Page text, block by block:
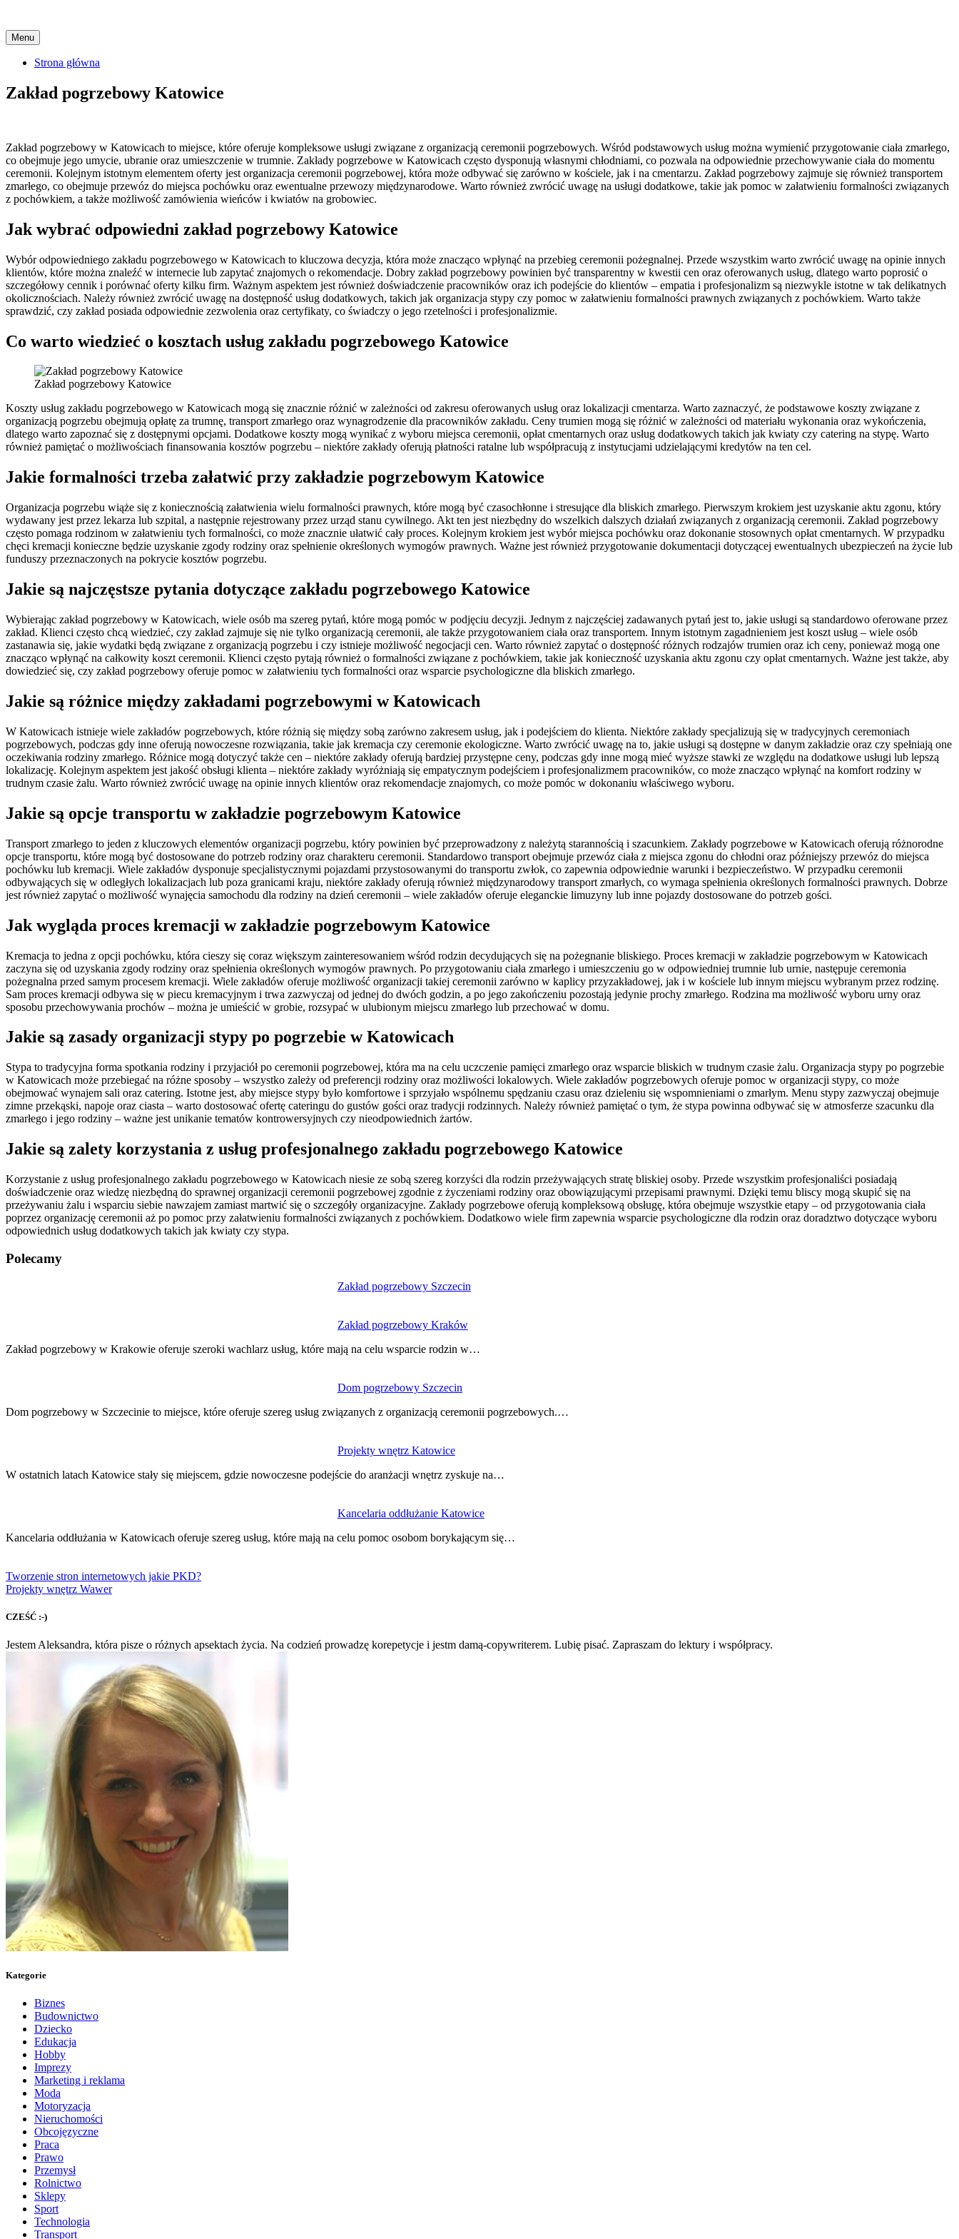
Menu Skip
to
content
Strona główna
Zakład pogrzebowy Katowice
Zakład pogrzebowy w Katowicach to miejsce, które oferuje kompleksowe usługi związane z organizacją ceremonii pogrzebowych. Wśród podstawowych usług można wymienić przygotowanie ciała zmarłego,
co obejmuje jego umycie, ubranie oraz umieszczenie w trumnie. Zakłady pogrzebowe w Katowicach często dysponują własnymi chłodniami, co pozwala na odpowiednie przechowywanie ciała do momentu
ceremonii. Kolejnym istotnym elementem oferty jest organizacja ceremonii pogrzebowej, która może odbywać się zarówno w kościele, jak i na cmentarzu. Zakład pogrzebowy zajmuje się również transportem
zmarłego, co obejmuje przewóz do miejsca pochówku oraz ewentualne przewozy międzynarodowe. Warto również zwrócić uwagę na usługi dodatkowe, takie jak pomoc w załatwieniu formalności związanych
z pochówkiem, a także możliwość zamówienia wieńców i kwiatów na grobowiec.
Jak wybrać odpowiedni zakład pogrzebowy Katowice
Wybór odpowiedniego zakładu pogrzebowego w Katowicach to kluczowa decyzja, która może znacząco wpłynąć na przebieg ceremonii pożegnalnej. Przede wszystkim warto zwrócić uwagę na opinie innych
klientów, które można znaleźć w internecie lub zapytać znajomych o rekomendacje. Dobry zakład pogrzebowy powinien być transparentny w kwestii cen oraz oferowanych usług, dlatego warto poprosić o
szczegółowy cennik i porównać oferty kilku firm. Ważnym aspektem jest również doświadczenie pracowników oraz ich podejście do klientów – empatia i profesjonalizm są niezwykle istotne w tak delikatnych
okolicznościach. Należy również zwrócić uwagę na dostępność usług dodatkowych, takich jak organizacja stypy czy pomoc w załatwieniu formalności prawnych związanych z pochówkiem. Warto także
sprawdzić, czy zakład posiada odpowiednie zezwolenia oraz certyfikaty, co świadczy o jego rzetelności i profesjonalizmie.
Co warto wiedzieć o kosztach usług zakładu pogrzebowego Katowice
Zakład pogrzebowy Katowice
Koszty usług zakładu pogrzebowego w Katowicach mogą się znacznie różnić w zależności od zakresu oferowanych usług oraz lokalizacji cmentarza. Warto zaznaczyć, że podstawowe koszty związane z
organizacją pogrzebu obejmują opłatę za trumnę, transport zmarłego oraz wynagrodzenie dla pracowników zakładu. Ceny trumien mogą się różnić w zależności od materiału wykonania oraz wykończenia,
dlatego warto zapoznać się z dostępnymi opcjami. Dodatkowe koszty mogą wynikać z wyboru miejsca ceremonii, opłat cmentarnych oraz usług dodatkowych takich jak kwiaty czy catering na stypę. Warto
również pamiętać o możliwościach finansowania kosztów pogrzebu – niektóre zakłady oferują płatności ratalne lub współpracują z instytucjami udzielającymi kredytów na ten cel.
Jakie formalności trzeba załatwić przy zakładzie pogrzebowym Katowice
Organizacja pogrzebu wiąże się z koniecznością załatwienia wielu formalności prawnych, które mogą być czasochłonne i stresujące dla bliskich zmarłego. Pierwszym krokiem jest uzyskanie aktu zgonu, który
wydawany jest przez lekarza lub szpital, a następnie rejestrowany przez urząd stanu cywilnego. Akt ten jest niezbędny do wszelkich dalszych działań związanych z organizacją ceremonii. Zakład pogrzebowy
często pomaga rodzinom w załatwieniu tych formalności, co może znacznie ułatwić cały proces. Kolejnym krokiem jest wybór miejsca pochówku oraz dokonanie stosownych opłat cmentarnych. W przypadku
chęci kremacji konieczne będzie uzyskanie zgody rodziny oraz spełnienie określonych wymogów prawnych. Ważne jest również przygotowanie dokumentacji dotyczącej ewentualnych ubezpieczeń na życie lub
funduszy przeznaczonych na pokrycie kosztów pogrzebu.
Jakie są najczęstsze pytania dotyczące zakładu pogrzebowego Katowice
Wybierając zakład pogrzebowy w Katowicach, wiele osób ma szereg pytań, które mogą pomóc w podjęciu decyzji. Jednym z najczęściej zadawanych pytań jest to, jakie usługi są standardowo oferowane przez
zakład. Klienci często chcą wiedzieć, czy zakład zajmuje się nie tylko organizacją ceremonii, ale także przygotowaniem ciała oraz transportem. Innym istotnym zagadnieniem jest koszt usług – wiele osób
zastanawia się, jakie wydatki będą związane z organizacją pogrzebu i czy istnieje możliwość negocjacji cen. Warto również zapytać o dostępność różnych rodzajów trumien oraz ich ceny, ponieważ mogą one
znacząco wpłynąć na całkowity koszt ceremonii. Klienci często pytają również o formalności związane z pochówkiem, takie jak konieczność uzyskania aktu zgonu czy opłat cmentarnych. Ważne jest także, aby
dowiedzieć się, czy zakład pogrzebowy oferuje pomoc w załatwieniu tych formalności oraz wsparcie psychologiczne dla bliskich zmarłego.
Jakie są różnice między zakładami pogrzebowymi w Katowicach
W Katowicach istnieje wiele zakładów pogrzebowych, które różnią się między sobą zarówno zakresem usług, jak i podejściem do klienta. Niektóre zakłady specjalizują się w tradycyjnych ceremoniach
pogrzebowych, podczas gdy inne oferują nowoczesne rozwiązania, takie jak kremacja czy ceremonie ekologiczne. Warto zwrócić uwagę na to, jakie usługi są dostępne w danym zakładzie oraz czy spełniają one
oczekiwania rodziny zmarłego. Różnice mogą dotyczyć także cen – niektóre zakłady oferują bardziej przystępne ceny, podczas gdy inne mogą mieć wyższe stawki ze względu na dodatkowe usługi lub lepszą
lokalizację. Kolejnym aspektem jest jakość obsługi klienta – niektóre zakłady wyróżniają się empatycznym podejściem i profesjonalizmem pracowników, co może znacząco wpłynąć na komfort rodziny w
trudnym czasie żalu. Warto również zwrócić uwagę na opinie innych klientów oraz rekomendacje znajomych, co może pomóc w dokonaniu właściwego wyboru.
Jakie są opcje transportu w zakładzie pogrzebowym Katowice
Transport zmarłego to jeden z kluczowych elementów organizacji pogrzebu, który powinien być przeprowadzony z należytą starannością i szacunkiem. Zakłady pogrzebowe w Katowicach oferują różnorodne
opcje transportu, które mogą być dostosowane do potrzeb rodziny oraz charakteru ceremonii. Standardowo transport obejmuje przewóz ciała z miejsca zgonu do chłodni oraz późniejszy przewóz do miejsca
pochówku lub kremacji. Wiele zakładów dysponuje specjalistycznymi pojazdami przystosowanymi do transportu zwłok, co zapewnia odpowiednie warunki i bezpieczeństwo. W przypadku ceremonii
odbywających się w odległych lokalizacjach lub poza granicami kraju, niektóre zakłady oferują również międzynarodowy transport zmarłych, co wymaga spełnienia określonych formalności prawnych. Dobrze
jest również zapytać o możliwość wynajęcia samochodu dla rodziny na dzień ceremonii – wiele zakładów oferuje eleganckie limuzyny lub inne pojazdy dostosowane do potrzeb gości.
Jak wygląda proces kremacji w zakładzie pogrzebowym Katowice
Kremacja to jedna z opcji pochówku, która cieszy się coraz większym zainteresowaniem wśród rodzin decydujących się na pożegnanie bliskiego. Proces kremacji w zakładzie pogrzebowym w Katowicach
zaczyna się od uzyskania zgody rodziny oraz spełnienia określonych wymogów prawnych. Po przygotowaniu ciała zmarłego i umieszczeniu go w odpowiedniej trumnie lub urnie, następuje ceremonia
pożegnalna przed samym procesem kremacji. Wiele zakładów oferuje możliwość organizacji takiej ceremonii zarówno w kaplicy przyzakładowej, jak i w kościele lub innym miejscu wybranym przez rodzinę.
Sam proces kremacji odbywa się w piecu kremacyjnym i trwa zazwyczaj od jednej do dwóch godzin, a po jego zakończeniu pozostają jedynie prochy zmarłego. Rodzina ma możliwość wyboru urny oraz
sposobu przechowywania prochów – można je umieścić w grobie, rozsypać w ulubionym miejscu zmarłego lub przechować w domu.
Jakie są zasady organizacji stypy po pogrzebie w Katowicach
Stypa to tradycyjna forma spotkania rodziny i przyjaciół po ceremonii pogrzebowej, która ma na celu uczczenie pamięci zmarłego oraz wsparcie bliskich w trudnym czasie żalu. Organizacja stypy po pogrzebie
w Katowicach może przebiegać na różne sposoby – wszystko zależy od preferencji rodziny oraz możliwości lokalowych. Wiele zakładów pogrzebowych oferuje pomoc w organizacji stypy, co może
obejmować wynajem sali oraz catering. Istotne jest, aby miejsce stypy było komfortowe i sprzyjało wspólnemu spędzaniu czasu oraz dzieleniu się wspomnieniami o zmarłym. Menu stypy zazwyczaj obejmuje
zimne przekąski, napoje oraz ciasta – warto dostosować ofertę cateringu do gustów gości oraz tradycji rodzinnych. Należy również pamiętać o tym, że stypa powinna odbywać się w atmosferze szacunku dla
zmarłego i jego rodziny – ważne jest unikanie tematów kontrowersyjnych czy nieodpowiednich żartów.
Jakie są zalety korzystania z usług profesjonalnego zakładu pogrzebowego Katowice
Korzystanie z usług profesjonalnego zakładu pogrzebowego w Katowicach niesie ze sobą szereg korzyści dla rodzin przeżywających stratę bliskiej osoby. Przede wszystkim profesjonaliści posiadają
doświadczenie oraz wiedzę niezbędną do sprawnej organizacji ceremonii pogrzebowej zgodnie z życzeniami rodziny oraz obowiązującymi przepisami prawnymi. Dzięki temu bliscy mogą skupić się na
przeżywaniu żalu i wsparciu siebie nawzajem zamiast martwić się o szczegóły organizacyjne. Zakłady pogrzebowe oferują kompleksową obsługę, która obejmuje wszystkie etapy – od przygotowania ciała
poprzez organizację ceremonii aż po pomoc przy załatwieniu formalności związanych z pochówkiem. Dodatkowo wiele firm zapewnia wsparcie psychologiczne dla rodzin oraz doradztwo dotyczące wyboru
odpowiednich usług dodatkowych takich jak kwiaty czy stypa.
Polecamy
Zakład pogrzebowy Szczecin
Zakład pogrzebowy Kraków
Zakład pogrzebowy w Krakowie oferuje szeroki wachlarz usług, które mają na celu wsparcie rodzin w…
Dom pogrzebowy Szczecin
Dom pogrzebowy w Szczecinie to miejsce, które oferuje szereg usług związanych z organizacją ceremonii pogrzebowych.…
Projekty wnętrz Katowice
W ostatnich latach Katowice stały się miejscem, gdzie nowoczesne podejście do aranżacji wnętrz zyskuje na…
Kancelaria oddłużanie Katowice
Kancelaria oddłużania w Katowicach oferuje szereg usług, które mają na celu pomoc osobom borykającym się…
Tworzenie stron internetowych jakie PKD?
Projekty wnętrz Wawer
CZEŚĆ :-)
Jestem Aleksandra, która pisze o różnych apsektach życia. Na codzień prowadzę korepetycje i jestm damą-copywriterem. Lubię pisać. Zapraszam do lektury i współpracy.
Kategorie
Biznes
Budownictwo
Dziecko
Edukacja
Hobby
Imprezy
Marketing i reklama
Moda
Motoryzacja
Nieruchomości
Obcojęzyczne
Praca
Prawo
Przemysł
Rolnictwo
Sklepy
Sport
Technologia
Transport